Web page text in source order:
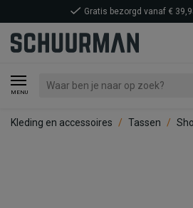
MENU
Gratis bezorgd vanaf €
Kleding en accessoires Tassen